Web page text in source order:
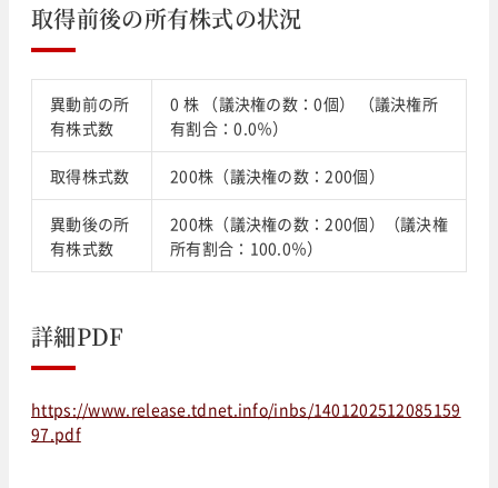
取得前後の所有株式の状況
異動前の所
有株式数
0 株 （議決権の数：0個） （議決権所
有割合：0.0％）
取得株式数 200株（議決権の数：200個）
異動後の所
有株式数
200株（議決権の数：200個）（議決権
所有割合：100.0％）
詳細PDF
https://www.release.tdnet.info/inbs/1401202512085159
97.pdf